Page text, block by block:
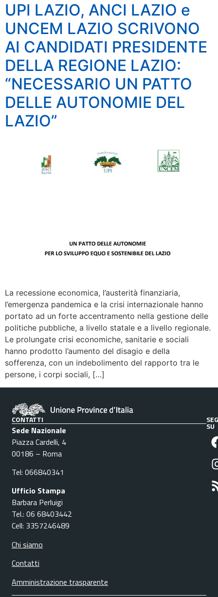
UPI LAZIO, ANCI LAZIO e
UNCEM LAZIO SCRIVONO
AI CANDIDATI PRESIDENTE
DELLA REGIONE LAZIO:
“NECESSARIO UN PATTO
DELLE AUTONOMIE DEL
LAZIO”
La recessione economica, l’austerità finanziaria,
l’emergenza pandemica e la crisi internazionale hanno
portato ad un forte accentramento nella gestione delle
politiche pubbliche, a livello statale e a livello regionale.
Le prolungate crisi economiche, sanitarie e sociali
hanno prodotto l’aumento del disagio e della
sofferenza, con un indebolimento del rapporto tra le
persone, i corpi sociali, […]
CONTATTI
Sede Nazionale
Piazza Cardelli, 4
00186 – Roma
Tel: 066840341
Ufficio Stampa
Barbara Perluigi
Tel.: 06 68403442
Cell: 3357246489
Chi siamo
Contatti
Amministrazione trasparente
SU